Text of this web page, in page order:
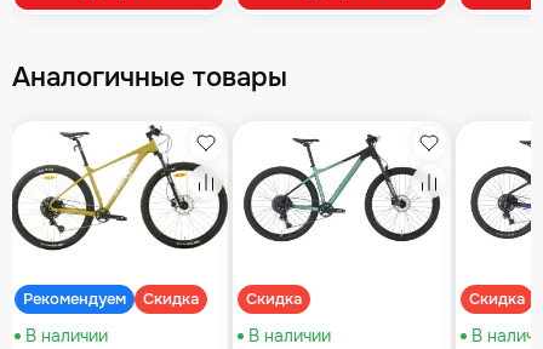
Аналогичные товары
Рекомендуем Скидка
Избранное
Сравнение
В наличии
Скидка
Избранное
Сравнение
В наличии
Скидка
В